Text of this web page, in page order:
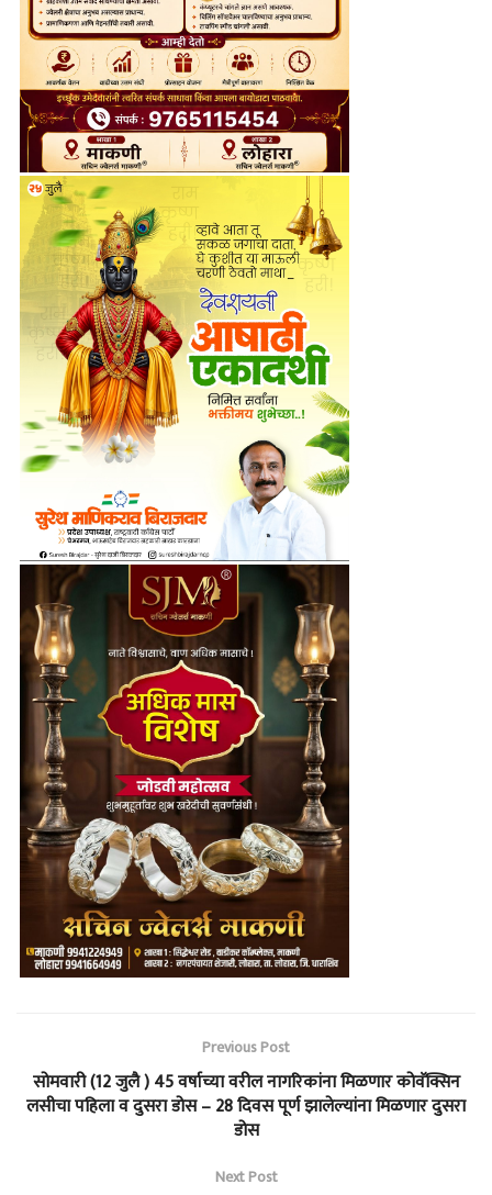
Previous Post
सोमवारी (12 जुलै ) 45 वर्षाच्या वरील नागरिकांना मिळणार कोवॅक्सिन
लसीचा पहिला व दुसरा डोस – 28 दिवस पूर्ण झालेल्यांना मिळणार दुसरा
डोस
Next Post